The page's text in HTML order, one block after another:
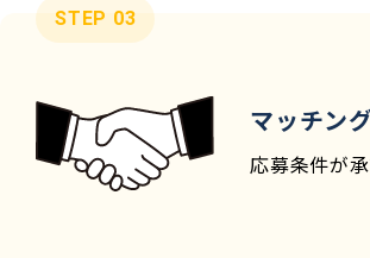
STEP 03
マッチン
応募条件が